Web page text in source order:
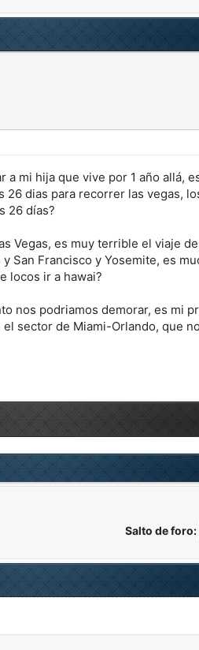
a mi hija que vive por 1 año allá,
26 dias para recorrer las vegas,
26 días?
Vegas, es muy terrible el viaje
San Francisco y Yosemite, es
locos ir a hawai?
nos podriamos demorar, es mi
sector de Miami-Orlando, que
Salto de foro: